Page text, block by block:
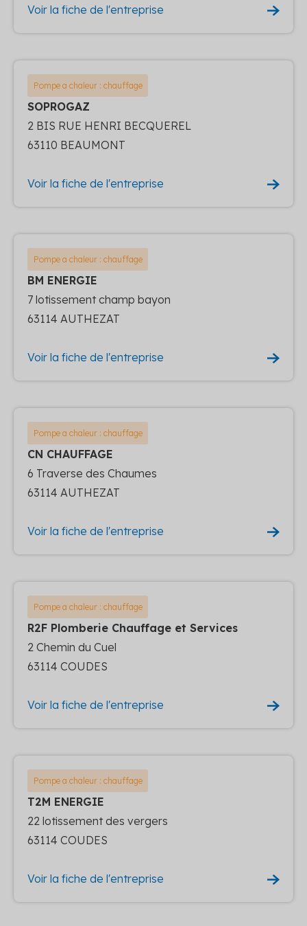
Voir la fiche de l'entreprise
Pompe a chaleur : chauffage
SOPROGAZ
2 BIS RUE HENRI BECQUEREL
63110 BEAUMONT
Voir la fiche de l'entreprise
Pompe a chaleur : chauffage
BM ENERGIE
7 lotissement champ bayon
63114 AUTHEZAT
Voir la fiche de l'entreprise
Pompe a chaleur : chauffage
CN CHAUFFAGE
6 Traverse des Chaumes
63114 AUTHEZAT
Voir la fiche de l'entreprise
Pompe a chaleur : chauffage
R2F Plomberie Chauffage et Services
2 Chemin du Cuel
63114 COUDES
Voir la fiche de l'entreprise
Pompe a chaleur : chauffage
T2M ENERGIE
22 lotissement des vergers
63114 COUDES
Voir la fiche de l'entreprise